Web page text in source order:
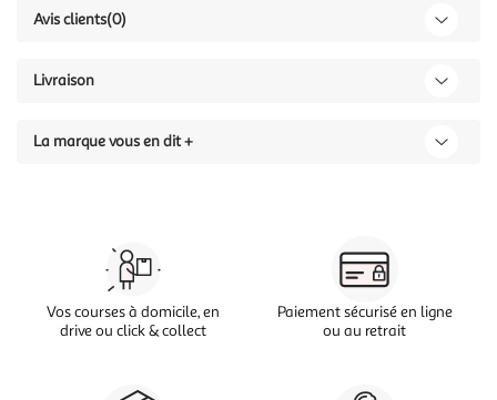
Avis clients(0)
Livraison
La marque vous en dit +
Vos courses à domicile, en
drive ou click & collect
Paiement sécurisé en ligne
ou au retrait